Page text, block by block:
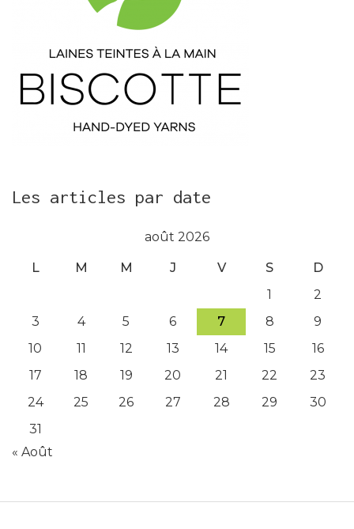
Les articles par date
août 2026
L M M J V S
D
1
2
3
4 5 6 7 8
9
10
11 12 13 14 15
16
17
18 19 20 21 22
23
24
25 26 27 28 29
30
31
« Août